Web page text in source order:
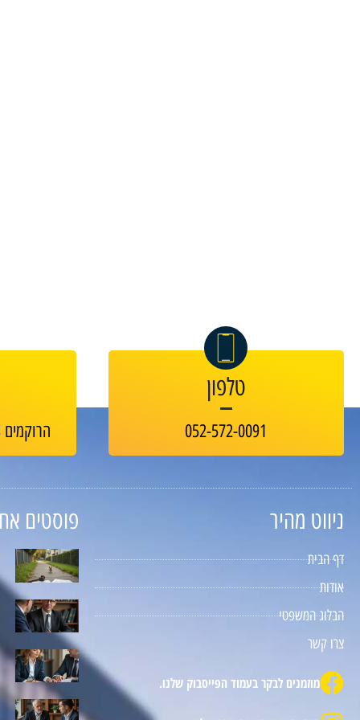
טלפון
052-572-0091 הרוקמים 23, בניין B-GREEN חולון
ניווט מהיר
דף הבית
אודות
הבלוג המשפטי
צרו קשר
מוזמנים לבקר בעמוד הפייסבוק שלנו.
פוסטים